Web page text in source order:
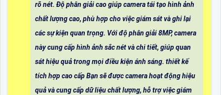
rõ nét. Độ phân giải cao giúp camera tái tạo hình ảnh
chất lượng cao, phù hợp cho việc giám sát và ghi lại
các sự kiện quan trọng. Với độ phân giải 8MP, camera
này cung cấp hình ảnh sắc nét và chi tiết, giúp quan
sát hiệu quả trong mọi điều kiện ánh sáng. thiết kế
tích hợp cao cấp Bạn sẽ được camera hoạt động hiệu
quả và cung cấp dữ liệu chất lượng, hỗ trợ việc giám